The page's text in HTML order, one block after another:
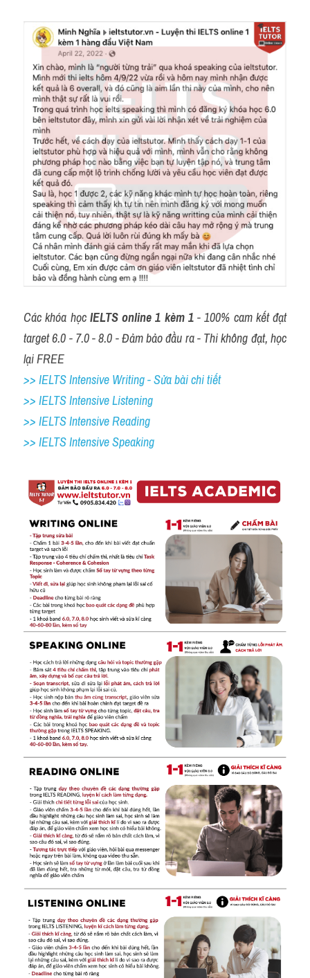
Các khóa học IELTS online 1 kèm 1 - 100% cam kết đạt
target 6.0 - 7.0 - 8.0 - Đảm bảo đầu ra - Thi không đạt, học
lại FREE
>> IELTS Intensive Writing - Sửa bài chi tiết
>> IELTS Intensive Listening
>> IELTS Intensive Reading
>> IELTS Intensive Speaking